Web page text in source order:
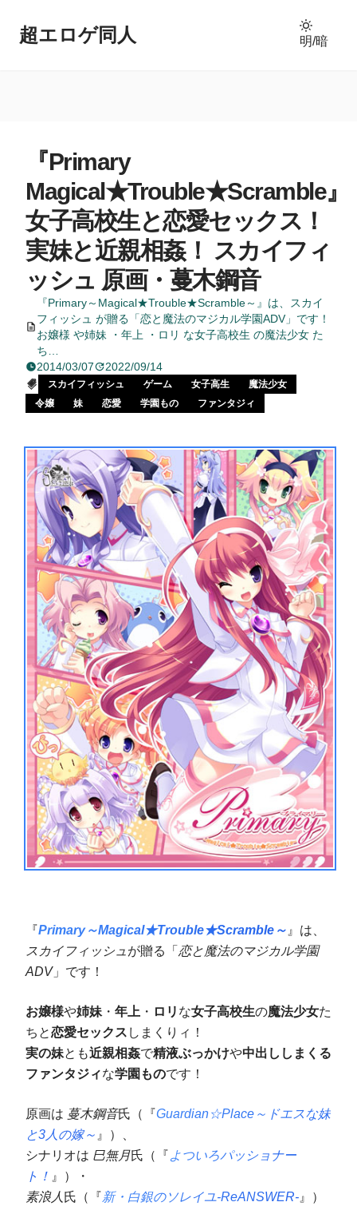
超エロゲ同人 明/暗
『Primary
Magical★Trouble★Scramble』
女子高校生と恋愛セックス！
実妹と近親相姦！ スカイフィ
ッシュ 原画・蔓木鋼音
『Primary～Magical★Trouble★Scramble～』は、スカイ
フィッシュ が贈る「恋と魔法のマジカル学園ADV」です！
お嬢様 や姉妹 ・年上 ・ロリ な女子高校生 の魔法少女 た
ち…
2014/03/07
2022/09/14
スカイフィッシュ ゲーム 女子高生
魔法少女
令嬢
妹 恋愛 学園もの ファンタジィ
『Primary～Magical★Trouble★Scramble～ 』は、
スカイフィッシュ が贈る「 恋と魔法のマジカル学園
ADV」です！
お嬢様や姉妹 ・ 年上 ・ ロリ な女子高校生の魔法少女た
ちと恋愛セックス しまくりィ！
実の妹とも近親相姦で精液ぶっかけや中出し しまくる
ファンタジィな学園ものです！
原画は 蔓木鋼音氏（『Guardian☆Place～ドエスな妹
と3人の嫁～ 』）、
シナリオは 巳無月氏（『 よついろパッショナー
ト！ 』）・
素浪人 氏（『新・白銀のソレイユ-ReANSWER- 』）